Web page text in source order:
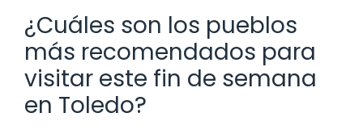
¿Cuáles son los pueblos
más recomendados para
visitar este fin de semana
en Toledo?